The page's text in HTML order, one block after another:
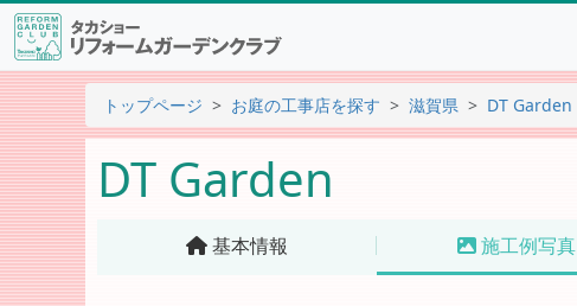
トップページ お庭の工事店を探す 滋賀県 DT Garden
DT Garden
基本情報 施工例写真